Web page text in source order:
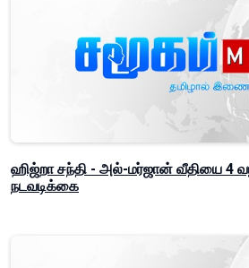
ஹிஜ்றா சந்தி - அல்-மர்ஜான் வீதியை 4
நடவடிக்கை